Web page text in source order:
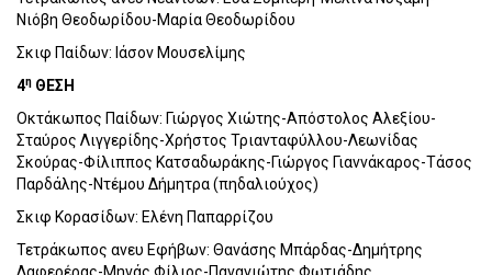
Νιόβη Θεοδωρίδου-Μαρία Θεοδωρίδου
Σκιφ Παίδων: Ιάσον Μουσελίμης
4η ΘΕΣΗ
Οκτάκωπος Παίδων: Γιώργος Χιώτης-Απόστολος Αλεξίου-
Σταύρος Λιγγερίδης-Χρήστος Τριανταφύλλου-Λεωνίδας
Σκούρας-Φίλιππος Κατσαδωράκης-Γιώργος Γιαννάκαρος-Τάσος
Παρδάλης-Ντέμου Δήμητρα (πηδαλιούχος)
Σκιφ Κορασίδων: Ελένη Παπαρρίζου
Τετράκωπος ανευ Εφήβων: Θανάσης Μπάρδας-Δημήτρης